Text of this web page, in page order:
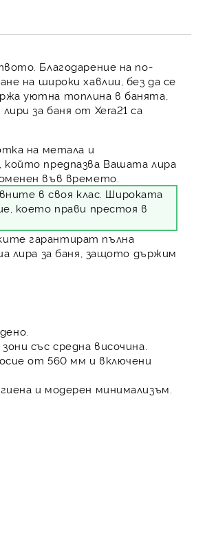
Благодарение на по-
на широки хавлии, без да се
уютна топлина в банята,
лири за баня от Xera21 са
на метала и
който предпазва Вашата лира
във времето.
в своя клас. Широката
което прави престоя в
гарантират пълна
лира за баня, защото държим
със средна височина.
от 560 мм и включени
и модерен минимализъм.